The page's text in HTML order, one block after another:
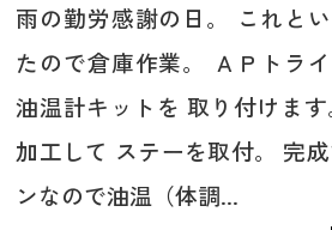
雨の勤労感謝の日。 これと
たので倉庫作業。 ＡＰトラ
油温計キットを 取り付けま
加工して ステーを取付。 完
ンなので油温（体調...